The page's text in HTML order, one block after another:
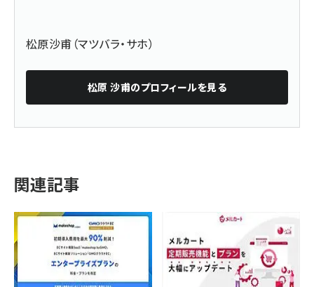
松原沙甫（マツバラ・サホ）
松原 沙甫のプロフィールを見る
関連記事